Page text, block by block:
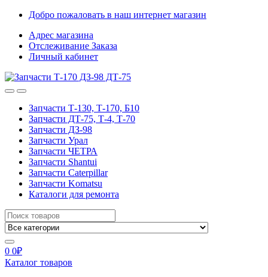
Skip
navigation
Skip
content
Добро пожаловать в наш интернет магазин
Адрес магазина
Отслеживание Заказа
Личный кабинет
Запчасти Т-130, Т-170, Б10
Запчасти ДТ-75, Т-4, Т-70
Запчасти ДЗ-98
Запчасти Урал
Запчасти ЧЕТРА
Запчасти Shantui
Запчасти Caterpillar
Запчасти Komatsu
Каталоги для ремонта
Search
for:
0 0₽
Каталог товаров